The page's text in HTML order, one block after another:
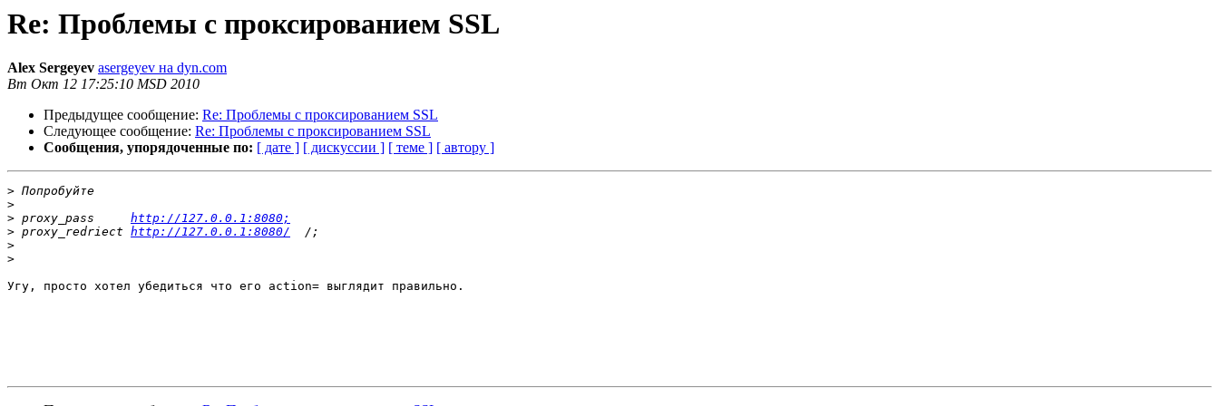
Re: Проблемы с проксированием SSL
Alex Sergeyev asergeyev на dyn.com
Вт Окт 12 17:25:10 MSD 2010
Предыдущее сообщение: Re: Проблемы с проксированием SSL
Следующее сообщение: Re: Проблемы с проксированием SSL
Сообщения, упорядоченные по: [ дате ] [ дискуссии ] [ теме ] [ автору ]
>
>
> proxy_pass http://127.0.0.1:8080;
> proxy_redriect http://127.0.0.1:8080/
>
>
Угу, просто хотел убедиться что его action= выглядит правильно.